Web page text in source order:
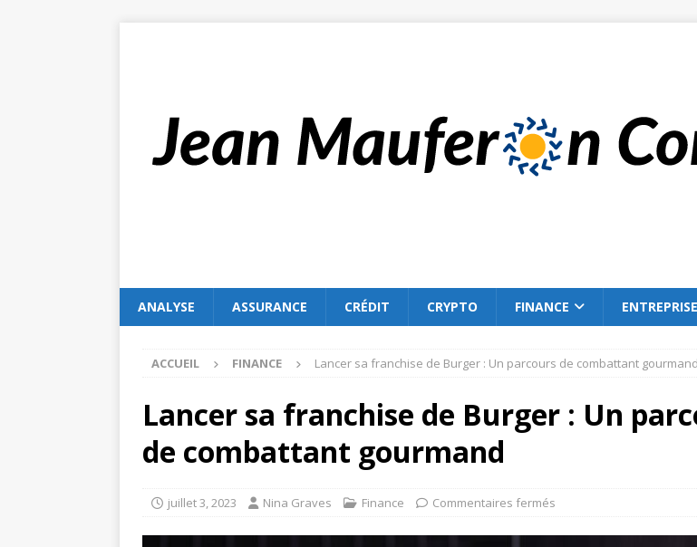
ANALYSE ASSURANCE CRÉDIT CRYPTO FINANCE ENTREPRISE
ACCUEIL FINANCE Lancer sa franchise de Burger : Un parcours de combattant gourmand
Lancer sa franchise de Burger : Un
de combattant gourmand
juillet 3, 2023 Nina Graves Finance Commentaires fermés